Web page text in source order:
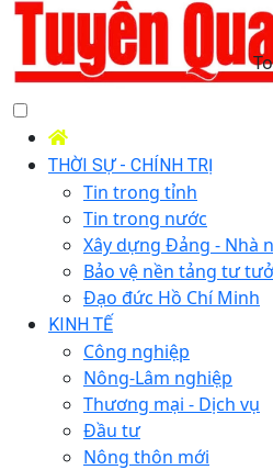
THỜI SỰ - CHÍNH TRỊ
Tin trong tỉnh
Tin trong nước
Xây dựng Đảng - Nhà
Bảo vệ nền tảng tư
Đạo đức Hồ Chí Minh
KINH TẾ
Công nghiệp
Nông-Lâm nghiệp
Thương mại - Dịch vụ
Đầu tư
Nông thôn mới